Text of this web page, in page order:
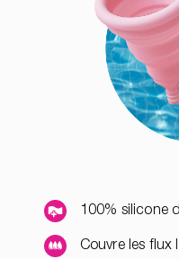
100% silicone
Couvre les flux